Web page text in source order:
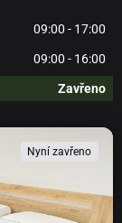
09:00 - 17:00
09:00 - 16:00
Zavřeno
Nyní zavřeno